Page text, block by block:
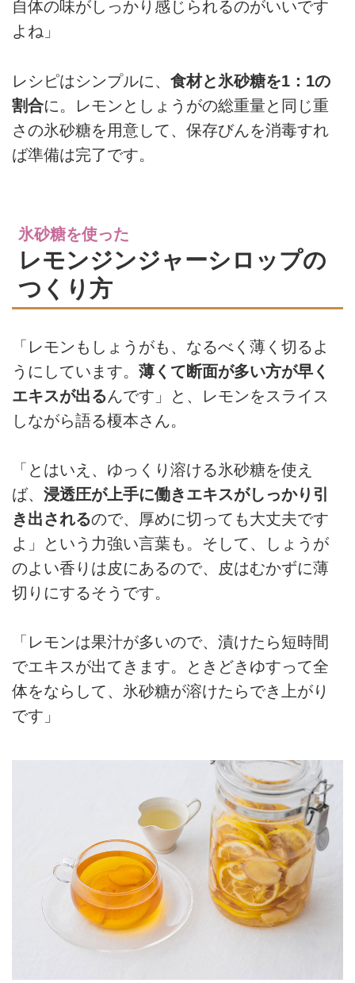
自体の味がしっかり感じられるのがいいです
よね」
レシピはシンプルに、 食材と氷砂糖を1：1の
割合に。レモンとしょうがの総重量と同じ重
さの氷砂糖を用意して、保存びんを消毒すれ
ば準備は完了です。
氷砂糖を使った
レモンジンジャーシロップの
つくり方
「レモンもしょうがも、なるべく薄く切るよ
うにしています。 薄くて断面が多い方が早く
エキスが出るんです」と、レモンをスライス
しながら語る榎本さん。
「とはいえ、ゆっくり溶ける氷砂糖を使え
ば、 浸透圧が上手に働きエキスがしっかり引
き出されるので、厚めに切っても大丈夫です
よ」という力強い言葉も。そして、しょうが
のよい香りは皮にあるので、皮はむかずに薄
切りにするそうです。
「レモンは果汁が多いので、漬けたら短時間
でエキスが出てきます。ときどきゆすって全
体をならして、氷砂糖が溶けたらでき上がり
です」